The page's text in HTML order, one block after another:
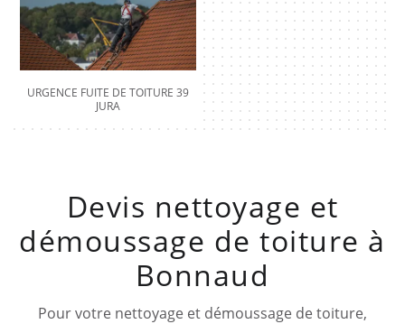
URGENCE FUITE DE TOITURE 39
JURA
Devis nettoyage et
démoussage de toiture à
Bonnaud
Pour votre nettoyage et démoussage de toiture,